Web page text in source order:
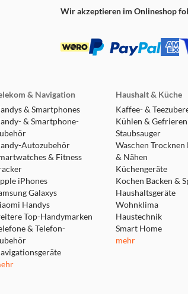
und verzichtet auf alles Unwichtige. Und
gemeinsam mehr Licht und
Umgebungen immer klar zu sehen.
auf eine Weise, wie es andere
langes abnehmbares USB-A-auf-USB-
Wir akzeptieren im Onlineshop
& Navigation
& Smartphones
& Smartphone-
Autozubehör
& Fitness
iPhones
Galaxys
Handys
Top-Handymarken
& Telefon-
Haushalt & Küche
Kaffee- &
Kühlen & Gefrieren
Staubsauger
Waschen Trocknen
& Nähen
Küchengeräte
Kochen Backen &
Haushaltsgeräte
Wohnklima
Haustechnik
Smart Home
mehr